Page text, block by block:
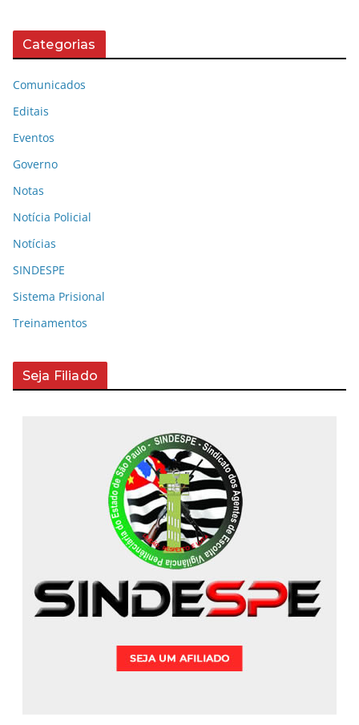
Categorias
Comunicados
Editais
Eventos
Governo
Notas
Notícia Policial
Notícias
SINDESPE
Sistema Prisional
Treinamentos
Seja Filiado